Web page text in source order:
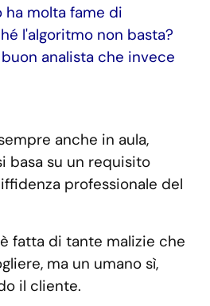
molta fame di
l'algoritmo non basta?
analista che invece
anche in aula,
basa su un requisito
professionale del
fatta di tante malizie che
ma un umano sì,
il cliente.